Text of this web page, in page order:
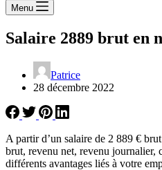
Menu
Salaire 2889 brut en
Patrice
28 décembre 2022
A partir d’un salaire de 2 889 €
brut, revenu net, revenu journalier,
différents avantages liés à votre